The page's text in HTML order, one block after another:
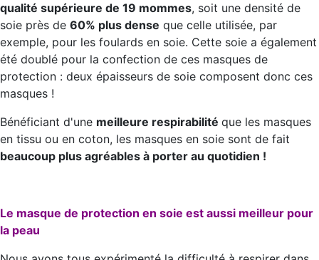
qualité supérieure de 19 mommes, soit une densité de
soie près de 60% plus dense que celle utilisée, par
exemple, pour les foulards en soie. Cette soie a également
été doublé pour la confection de ces masques de
protection : deux épaisseurs de soie composent donc ces
masques !
Bénéficiant d'une meilleure respirabilité que les masques
en tissu ou en coton, les masques en soie sont de fait
beaucoup plus agréables à porter au quotidien !
Le masque de protection en soie est aussi meilleur pour
la peau